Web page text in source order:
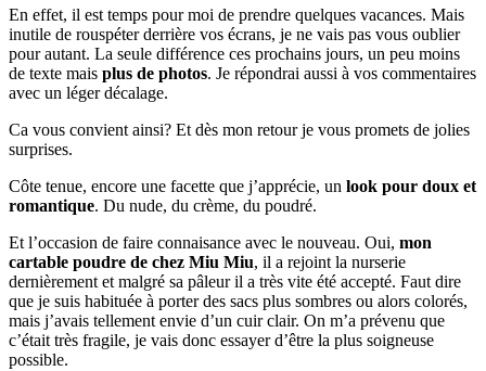
En effet, il est temps pour moi de prendre quelques vacances. Mais
inutile de rouspéter derrière vos écrans, je ne vais pas vous oublier
pour autant. La seule différence ces prochains jours, un peu moins
de texte mais plus de photos. Je répondrai aussi à vos commentaires
avec un léger décalage.
Ca vous convient ainsi? Et dès mon retour je vous promets de jolies
surprises.
Côte tenue, encore une facette que j’apprécie, un look pour doux et
romantique. Du nude, du crème, du poudré.
Et l’occasion de faire connaisance avec le nouveau. Oui, mon
cartable poudre de chez Miu Miu, il a rejoint la nurserie
dernièrement et malgré sa pâleur il a très vite été accepté. Faut dire
que je suis habituée à porter des sacs plus sombres ou alors colorés,
mais j’avais tellement envie d’un cuir clair. On m’a prévenu que
c’était très fragile, je vais donc essayer d’être la plus soigneuse
possible.